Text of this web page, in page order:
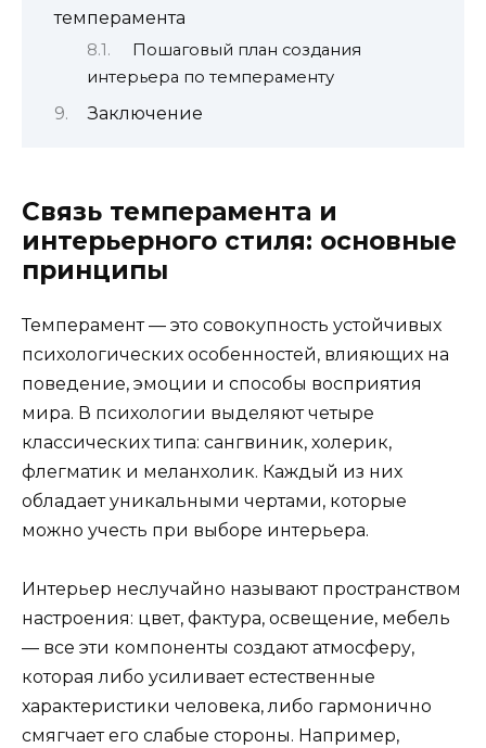
темперамента
Пошаговый план создания
интерьера по темпераменту
Заключение
Связь темперамента и
интерьерного стиля: основные
принципы
Темперамент — это совокупность устойчивых
психологических особенностей, влияющих на
поведение, эмоции и способы восприятия
мира. В психологии выделяют четыре
классических типа: сангвиник, холерик,
флегматик и меланхолик. Каждый из них
обладает уникальными чертами, которые
можно учесть при выборе интерьера.
Интерьер неслучайно называют пространством
настроения: цвет, фактура, освещение, мебель
— все эти компоненты создают атмосферу,
которая либо усиливает естественные
характеристики человека, либо гармонично
смягчает его слабые стороны. Например,